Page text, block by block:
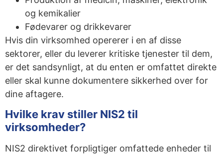
og kemikalier
Fødevarer og drikkevarer
Hvis din virksomhed opererer i en af disse
sektorer, eller du leverer kritiske tjenester til dem,
er det sandsynligt, at du enten er omfattet direkte
eller skal kunne dokumentere sikkerhed over for
dine aftagere.
Hvilke krav stiller NIS2 til
virksomheder?
NIS2 direktivet forpligtiger omfattede enheder til